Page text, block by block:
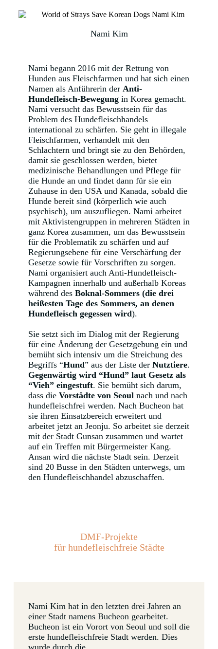
Nami Kim
Nami begann 2016 mit der Rettung von
Hunden aus Fleischfarmen und hat sich einen
Namen als Anführerin der Anti-
Hundefleisch-Bewegung in Korea gemacht.
Nami versucht das Bewusstsein für das
Problem des Hundefleischhandels
international zu schärfen. Sie geht in illegale
Fleischfarmen, verhandelt mit den
Schlachtern und bringt sie zu den Behörden,
damit sie geschlossen werden, bietet
medizinische Behandlungen und Pflege für
die Hunde an und findet dann für sie ein
Zuhause in den USA und Kanada, sobald die
Hunde bereit sind (körperlich wie auch
psychisch), um auszufliegen. Nami arbeitet
mit Aktivistengruppen in mehreren Städten in
ganz Korea zusammen, um das Bewusstsein
für die Problematik zu schärfen und auf
Regierungsebene für eine Verschärfung der
Gesetze sowie für Vorschriften zu sorgen.
Nami organisiert auch Anti-Hundefleisch-
Kampagnen innerhalb und außerhalb Koreas
während des Boknal-Sommers (die drei
heißesten Tage des Sommers, an denen
Hundefleisch gegessen wird).
Sie setzt sich im Dialog mit der Regierung
für eine Änderung der Gesetzgebung ein und
bemüht sich intensiv um die Streichung des
Begriffs “Hund” aus der Liste der Nutztiere.
Gegenwärtig wird “Hund” laut Gesetz als
“Vieh” eingestuft. Sie bemüht sich darum,
dass die Vorstädte von Seoul nach und nach
hundefleischfrei werden. Nach Bucheon hat
sie ihren Einsatzbereich erweitert und
arbeitet jetzt an Jeonju. So arbeitet sie derzeit
mit der Stadt Gunsan zusammen und wartet
auf ein Treffen mit Bürgermeister Kang.
Ansan wird die nächste Stadt sein. Derzeit
sind 20 Busse in den Städten unterwegs, um
den Hundefleischhandel abzuschaffen.
DMF-Projekte
für hundefleischfreie Städte
Nami Kim hat in den letzten drei Jahren an
einer Stadt namens Bucheon gearbeitet.
Bucheon ist ein Vorort von Seoul und soll die
erste hundefleischfreie Stadt werden. Dies
wurde durch die